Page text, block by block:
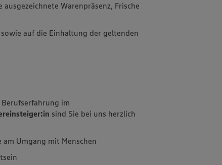
Warenpräsenz, Frische
auf die Einhaltung der geltenden
im
sind Sie bei uns herzlich
Umgang mit Menschen